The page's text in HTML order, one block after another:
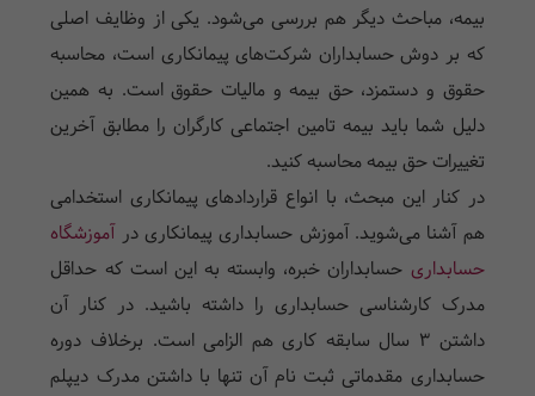
بیمه، مباحث دیگر هم بررسی می‌شود. یکی از وظایف اصلی
که بر دوش حسابداران شرکت‌های پیمانکاری است، محاسبه
حقوق و دستمزد، حق بیمه و مالیات حقوق است. به همین
دلیل شما باید بیمه تامین اجتماعی کارگران را مطابق آخرین
تغییرات حق بیمه محاسبه کنید.
در کنار این مبحث، با انواع قراردادهای پیمانکاری استخدامی
هم آشنا می‌شوید. آموزش حسابداری پیمانکاری درآموزشگاه
حسابداری حسابداران خبره، وابسته به این است که حداقل
مدرک کارشناسی حسابداری را داشته باشید. در کنار آن
داشتن 3 سال سابقه کاری هم الزامی است. برخلاف دوره
حسابداری مقدماتی ثبت نام آن تنها با داشتن مدرک دیپلم